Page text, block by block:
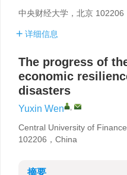
中央财经大学，北京 102206
详细信息
The progress of
economic
disasters
Yuxin Wen ,
Central University of
102206，China
摘要